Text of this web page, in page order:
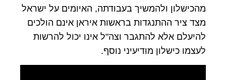
מהכישלון ולהמשיך בעבודתה, האיומים על ישראל
מצד ציר ההתנגדות בראשות איראן אינם הולכים
להיעלם אלא להתגבר וצה"ל אינו יכול להרשות
לעצמו כישלון מודיעיני נוסף.